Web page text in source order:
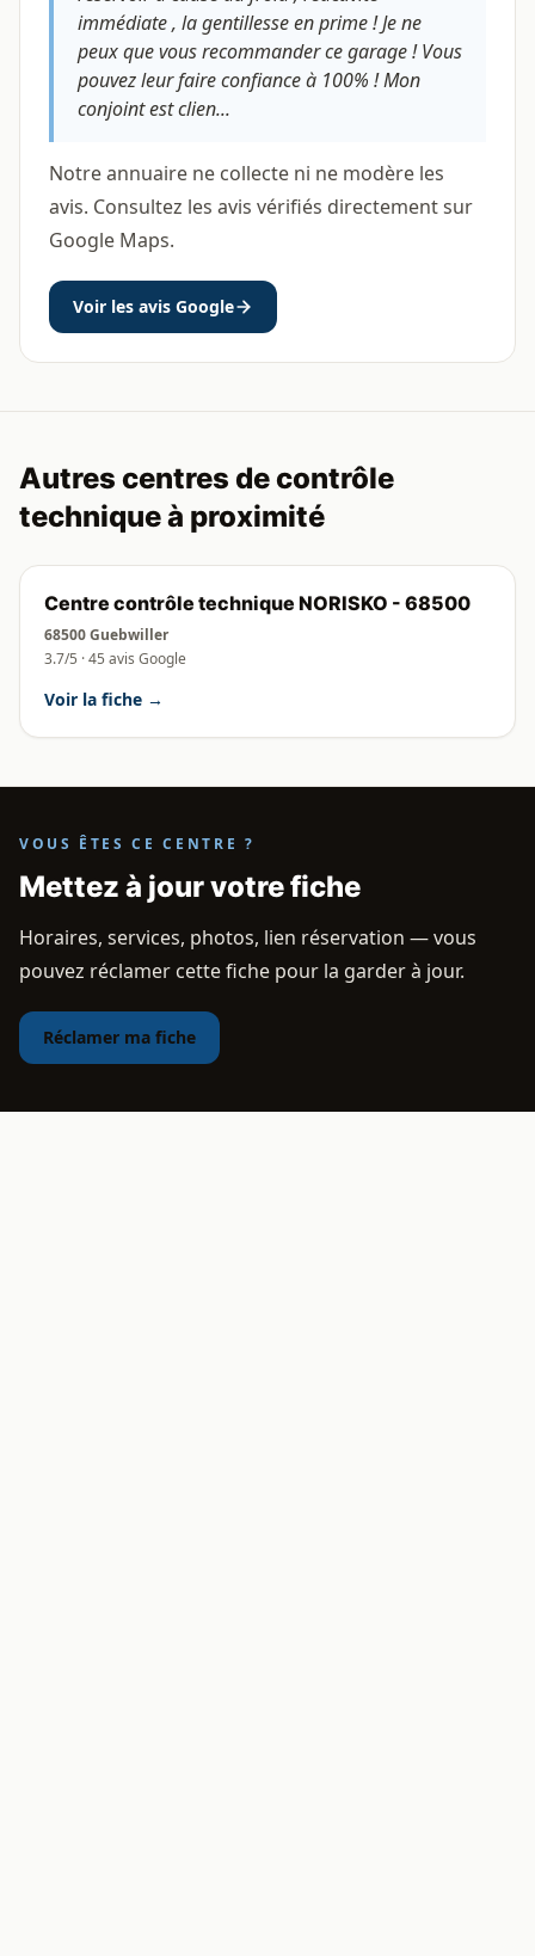
immédiate , la gentillesse en prime ! Je ne
peux que vous recommander ce garage ! Vous
pouvez leur faire confiance à 100% ! Mon
conjoint est clien...
Notre annuaire ne collecte ni ne modère les
avis. Consultez les avis vérifiés directement sur
Google Maps.
Voir les avis Google
Autres centres de contrôle
technique à proximité
Centre contrôle technique NORISKO - 68500
68500 Guebwiller
3.7/5 · 45 avis Google
Voir la fiche →
VOUS ÊTES CE CENTRE ?
Mettez à jour votre fiche
Horaires, services, photos, lien réservation — vous
pouvez réclamer cette fiche pour la garder à jour.
Réclamer ma fiche